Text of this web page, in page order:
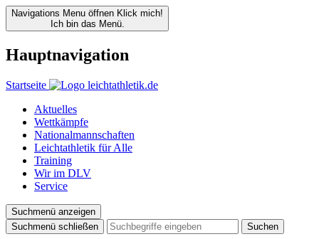
Navigations Menu öffnen Klick mich!
Ich bin das Menü.
Hauptnavigation
Startseite
Aktuelles
Wettkämpfe
Nationalmannschaften
Leichtathletik für Alle
Training
Wir im DLV
Service
Suchmenü anzeigen
Suchmenü schließen
Suchen